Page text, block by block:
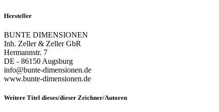
Hersteller
BUNTE DIMENSIONEN
Inh. Zeller & Zeller GbR
Hermannstr. 7
DE - 86150 Augsburg
info@bunte-dimensionen.de
www.bunte-dimensionen.de
Weitere Titel dieses/dieser Zeichner/Autoren